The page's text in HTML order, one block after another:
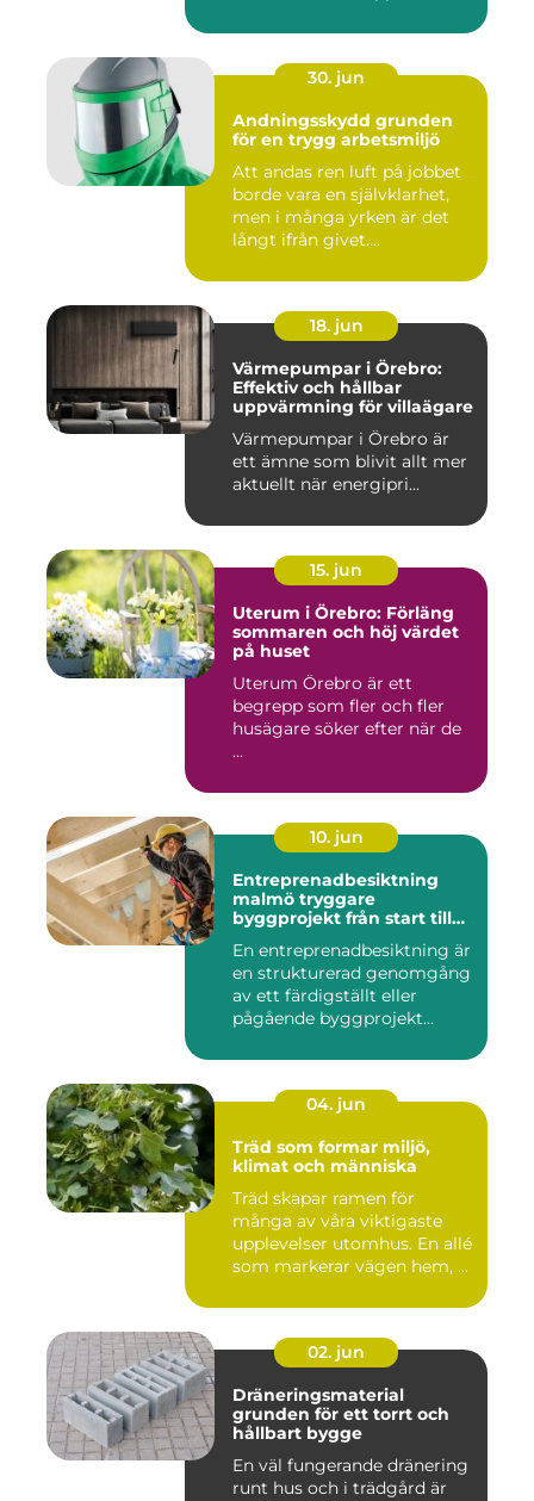
30. jun
Andningsskydd grunden
för en trygg arbetsmiljö
Att andas ren luft på jobbet
borde vara en självklarhet,
men i många yrken är det
långt ifrån givet....
18. jun
Värmepumpar i Örebro:
Effektiv och hållbar
uppvärmning för villaägare
Värmepumpar i Örebro är
ett ämne som blivit allt mer
aktuellt när energipri...
15. jun
Uterum i Örebro: Förläng
sommaren och höj värdet
på huset
Uterum Örebro är ett
begrepp som fler och fler
husägare söker efter när de
...
10. jun
Entreprenadbesiktning
malmö tryggare
byggprojekt från start till
En entreprenadbesiktning är
en strukturerad genomgång
av ett färdigställt eller
pågående byggprojekt...
04. jun
Träd som formar miljö,
klimat och människa
Träd skapar ramen för
många av våra viktigaste
upplevelser utomhus. En allé
som markerar vägen hem, ...
02. jun
Dräneringsmaterial
grunden för ett torrt och
hållbart bygge
En väl fungerande dränering
runt hus och i trädgård är